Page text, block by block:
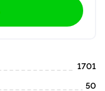
1701
50